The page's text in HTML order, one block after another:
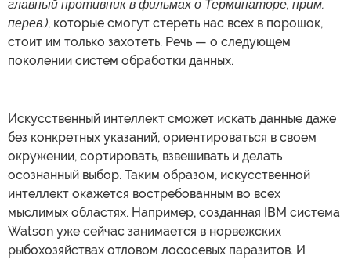
главный противник в фильмах о Терминаторе, прим.
перев.), которые смогут стереть нас всех в порошок,
стоит им только захотеть. Речь — о следующем
поколении систем обработки данных.
Искусственный интеллект сможет искать данные даже
без конкретных указаний, ориентироваться в своем
окружении, сортировать, взвешивать и делать
осознанный выбор. Таким образом, искусственной
интеллект окажется востребованным во всех
мыслимых областях. Например, созданная IBM система
Watson уже сейчас занимается в норвежских
рыбохозяйствах отловом лососевых паразитов. И